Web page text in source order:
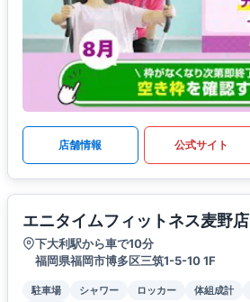
店舗情報 公式サイト
エニタイムフィットネス麦野店
下大利駅から車で10分
福岡県福岡市博多区三筑1-5-10 1F
駐車場 シャワー ロッカー 体組成計